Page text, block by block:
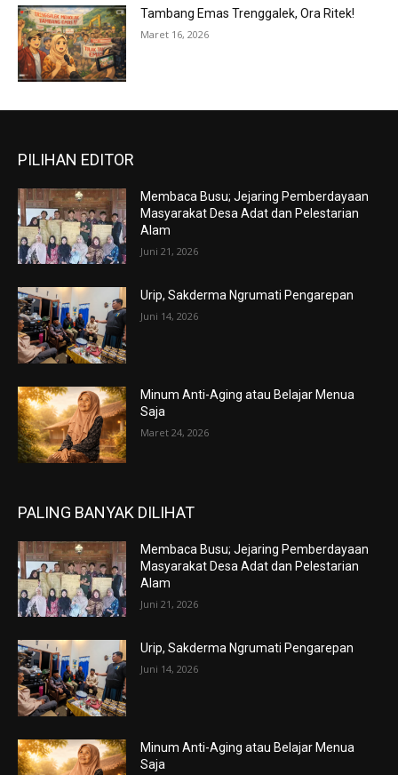
Tambang Emas Trenggalek, Ora Ritek!
Maret 16, 2026
PILIHAN EDITOR
Membaca Busu; Jejaring Pemberdayaan
Masyarakat Desa Adat dan Pelestarian
Alam
Juni 21, 2026
Urip, Sakderma Ngrumati Pengarepan
Juni 14, 2026
Minum Anti-Aging atau Belajar Menua
Saja
Maret 24, 2026
PALING BANYAK DILIHAT
Membaca Busu; Jejaring Pemberdayaan
Masyarakat Desa Adat dan Pelestarian
Alam
Juni 21, 2026
Urip, Sakderma Ngrumati Pengarepan
Juni 14, 2026
Minum Anti-Aging atau Belajar Menua
Saja